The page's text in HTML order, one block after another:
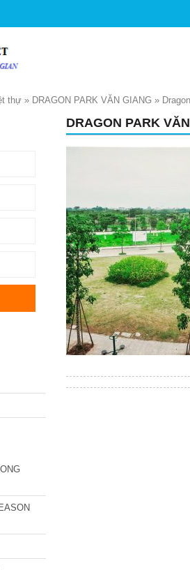
thự » DRAGON PARK VĂN GIANG »
DRAGON PARK